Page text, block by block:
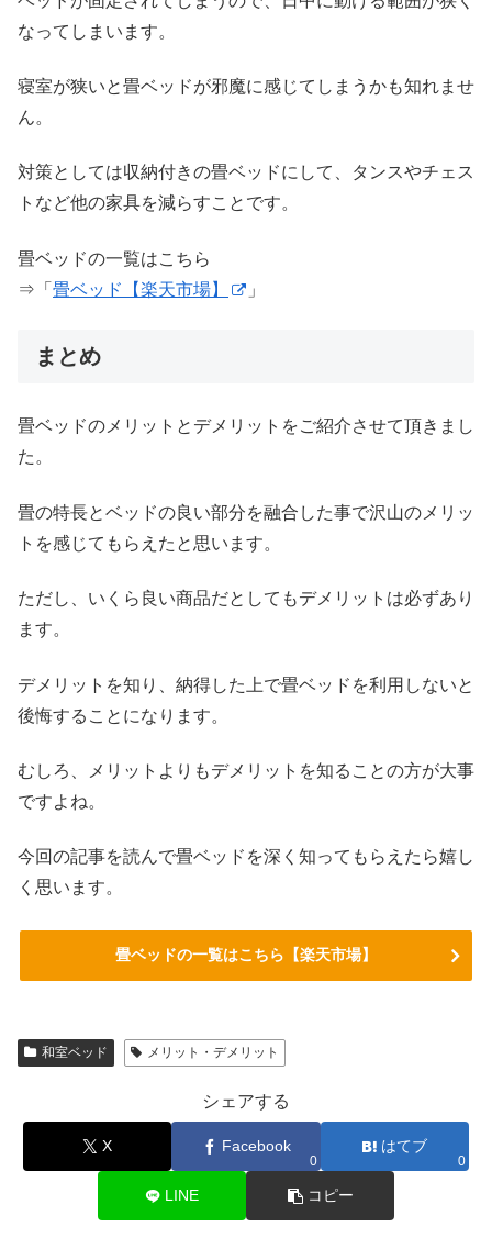
なってしまいます。
寝室が狭いと畳ベッドが邪魔に感じてしまうかも知れませ
ん。
対策としては収納付きの畳ベッドにして、タンスやチェス
トなど他の家具を減らすことです。
畳ベッドの一覧はこちら
⇒「 畳ベッド【楽天市場】 」
まとめ
畳ベッドのメリットとデメリットをご紹介させて頂きまし
た。
畳の特長とベッドの良い部分を融合した事で沢山のメリッ
トを感じてもらえたと思います。
ただし、いくら良い商品だとしてもデメリットは必ずあり
ます。
デメリットを知り、納得した上で畳ベッドを利用しないと
後悔することになります。
むしろ、メリットよりもデメリットを知ることの方が大事
ですよね。
今回の記事を読んで畳ベッドを深く知ってもらえたら嬉し
く思います。
畳ベッドの一覧はこちら【楽天市場】
和室ベッド メリット・デメリット
シェアする
X Facebook
0
はてブ
0
LINE コピー